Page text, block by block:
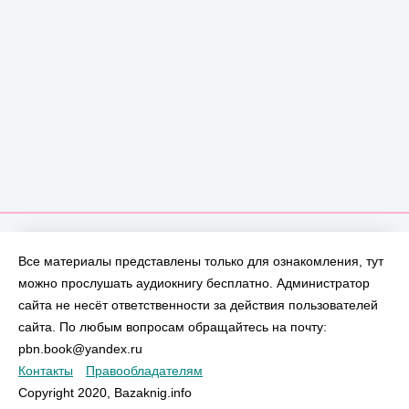
Все материалы представлены только для ознакомления, тут
можно прослушать аудиокнигу бесплатно. Администратор
сайта не несёт ответственности за действия пользователей
сайта. По любым вопросам обращайтесь на почту:
pbn.book@yandex.ru
Контакты
Правообладателям
Copyright 2020, Bazaknig.info